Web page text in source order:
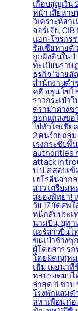
เกือบสูญเงิน
หน้า เสียหา
วิเคราะห์สา
จอร์เจีย,
แฮก-โจรกร
รัสเซียหายตั
ถูกฝังดินในป่
ทะเบียนราษ
ธุรกิจ ‘ขาย
สำนักงานตำ
คดี ฮลุน โซโ
ราวกระเป๋า
ดราม่าต่างช
ออกแถลงขอ
ไปทั่วโซเชีย
2 คนร้ายถล่
เร่งกระชับพื้่
authorities
attack in
ป.ป.ส.สอบเ
เฮโรอีนจาก
สาว เตรียม
สยองพัทยา!
วัย 17 ยัดศพ
หนีกลับประเ
นามบิน, อุท
แอร์สาวบินไ
ขนเป๋าช้างซุ
ผู้โดยสาร ร
โดยผิดกฎห
เพิ่ม เผยนา
หลบรอดมาไ
ล่าสุด 11 ขว
โรงพักแสมด
ลหาเพื่อน ก่